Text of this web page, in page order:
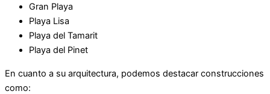
Gran Playa
Playa Lisa
Playa del Tamarit
Playa del Pinet
En cuanto a su arquitectura, podemos destacar construcciones
como: